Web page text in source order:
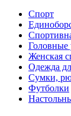
Спорт
Головные
Женская
Одежда
Сумки,
Футболки